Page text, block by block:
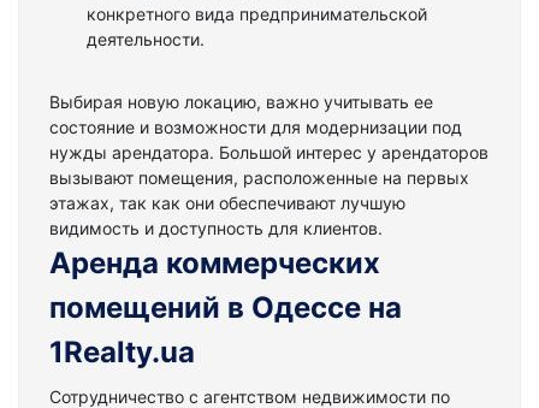
конкретного вида предпринимательской
деятельности.
Выбирая новую локацию, важно учитывать ее
состояние и возможности для модернизации под
нужды арендатора. Большой интерес у арендаторов
вызывают помещения, расположенные на первых
этажах, так как они обеспечивают лучшую
видимость и доступность для клиентов.
Аренда коммерческих
помещений в Одессе на
1Realty.ua
Сотрудничество с агентством недвижимости по